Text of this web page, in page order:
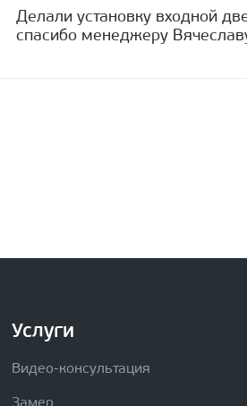
Делали установку входной
спасибо менеджеру
Услуги
Видео-консультация